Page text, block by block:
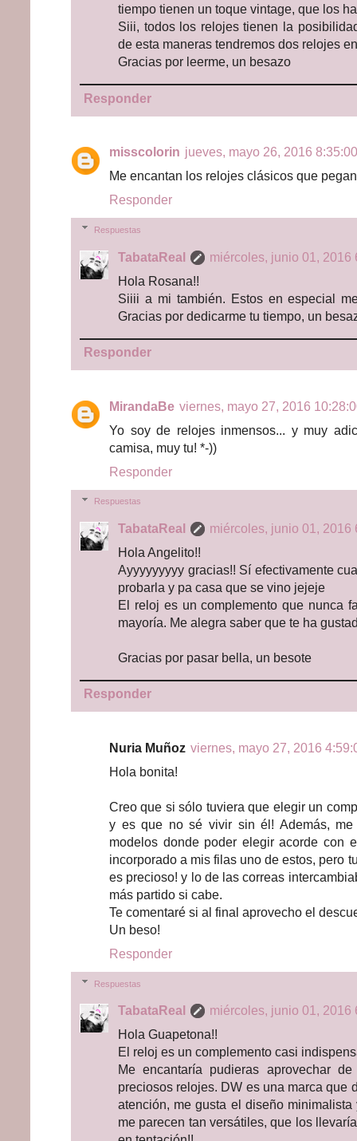
tiempo tienen un toque vintage, que los
Siii, todos los relojes tienen la
de esta maneras tendremos dos relojes
Gracias por leerme, un besazo
Responder
misscolorin jueves, mayo 26, 2016
Me encantan los relojes clásicos que
Responder
Respuestas
TabataReal
miércoles, junio 01, 2016
Hola Rosana!!
Siiii a mi también. Estos en especial
Gracias por dedicarme tu tiempo, un
Responder
MirandaBe viernes, mayo 27, 2016
Yo soy de relojes inmensos... y muy
camisa, muy tu! *-))
Responder
Respuestas
TabataReal
miércoles, junio 01, 2016
Hola Angelito!!
Ayyyyyyyyy gracias!! Sí efectivamente
probarla y pa casa que se vino jejeje
El reloj es un complemento que nunca
mayoría. Me alegra saber que te ha
Gracias por pasar bella, un besote
Responder
Nuria Muñoz viernes, mayo 27, 2016
Hola bonita!
Creo que si sólo tuviera que elegir un
y es que no sé vivir sin él! Además,
modelos donde poder elegir acorde con
incorporado a mis filas uno de estos, pero
es precioso! y lo de las correas
más partido si cabe.
Te comentaré si al final aprovecho el
Un beso!
Responder
Respuestas
TabataReal
miércoles, junio 01, 2016
Hola Guapetona!!
El reloj es un complemento casi
Me encantaría pudieras aprovechar
preciosos relojes. DW es una marca que
atención, me gusta el diseño
me parecen tan versátiles, que los